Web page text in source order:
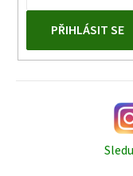
PŘIHLÁSIT SE